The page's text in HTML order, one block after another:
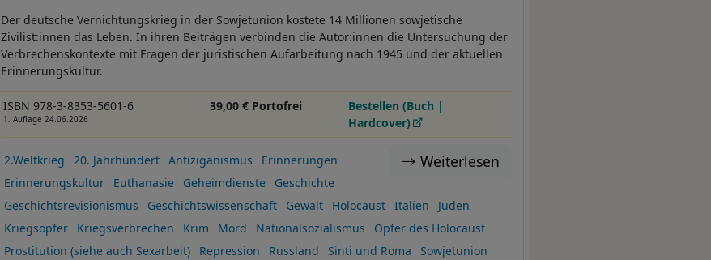
Der deutsche Vernichtungskrieg in der Sowjetunion kostete 14 Millionen sowjetische
Zivilist:innen das Leben. In ihren Beiträgen verbinden die Autor:innen die Untersuchung der
Verbrechenskontexte mit Fragen der juristischen Aufarbeitung nach 1945 und der aktuellen
Erinnerungskultur.
ISBN 978-3-8353-5601-6
1. Auflage 24.06.2026
39,00 € Portofrei
Bestellen (Buch |
Hardcover)
Weiterlesen
2.Weltkrieg 20. Jahrhundert Antiziganismus
Erinnerungen
Erinnerungskultur
Euthanasie Geheimdienste
Geschichte
Geschichtsrevisionismus
Geschichtswissenschaft Gewalt Holocaust Italien
Juden
Kriegsopfer
Kriegsverbrechen Krim Mord Nationalsozialismus
Opfer des Holocaust
Prostitution (siehe auch Sexarbeit)
Repression Russland Sinti und Roma
Sowjetunion